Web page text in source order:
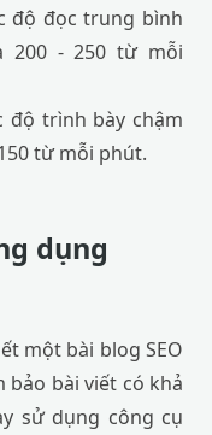
độ đọc trung bình
200 - 250 từ mỗi
độ trình bày chậm
từ mỗi phút.
dụng
một bài blog SEO
bảo bài viết có khả
sử dụng công cụ